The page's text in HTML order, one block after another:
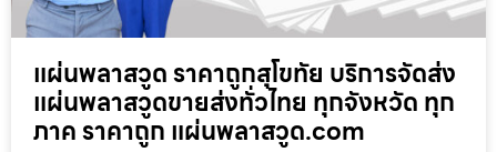
แผ่นพลาสวูด ราคาถูกสุโขทัย บริการจัดส่ง
แผ่นพลาสวูดขายส่งทั่วไทย ทุกจังหวัด ทุก
ภาค ราคาถูก แผ่นพลาสวูด.com